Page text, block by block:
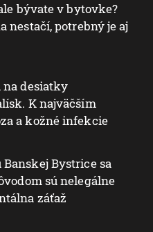
bývate v bytovke?
nestačí, potrebný je aj
desiatky
K najväčším
a kožné infekcie
Bystrice sa
sú nelegálne
záťaž